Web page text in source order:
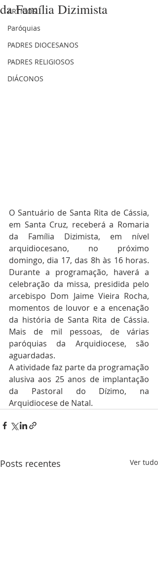
ARTIGOS
Paróquias
PADRES DIOCESANOS
PADRES RELIGIOSOS
DIÁCONOS
da Família Dizimista
O Santuário de Santa Rita de Cássia,
em Santa Cruz, receberá a Romaria
da Família Dizimista, em nível
arquidiocesano, no próximo
domingo, dia 17, das 8h às 16 horas.
Durante a programação, haverá a
celebração da missa, presidida pelo
arcebispo Dom Jaime Vieira Rocha,
momentos de louvor e a encenação
da história de Santa Rita de Cássia.
Mais de mil pessoas, de várias
paróquias da Arquidiocese, são
aguardadas.
A atividade faz parte da programação
alusiva aos 25 anos de implantação
da Pastoral do Dízimo, na
Arquidiocese de Natal.
Posts recentes Ver tudo